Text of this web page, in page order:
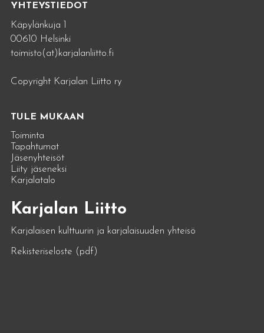
YHTEYSTIEDOT
Käpylänkuja 1
00610 Helsinki
toimisto(at)karjalanliitto.fi
Copyright Karjalan Liitto ry
TULE MUKAAN
Toiminta
Tapahtumat
Jäsenyhteisöt
Liity jäseneksi
Karjalatalo
Karjalan Liitto
Karjalaisen kulttuurin ja karjalaisuuden yhteisö
Rekisteriseloste (pdf)